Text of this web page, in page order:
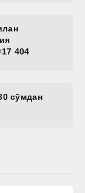
17 404
сўмдан